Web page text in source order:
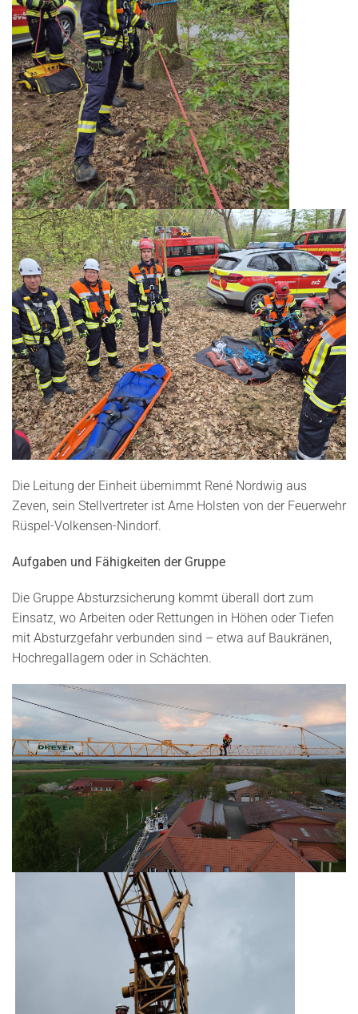
Die Leitung der Einheit übernimmt René Nordwig aus
Zeven, sein Stellvertreter ist Arne Holsten von der Feuerwehr
Rüspel-Volkensen-Nindorf.
Aufgaben und Fähigkeiten der Gruppe
Die Gruppe Absturzsicherung kommt überall dort zum
Einsatz, wo Arbeiten oder Rettungen in Höhen oder Tiefen
mit Absturzgefahr verbunden sind – etwa auf Baukränen,
Hochregallagern oder in Schächten.